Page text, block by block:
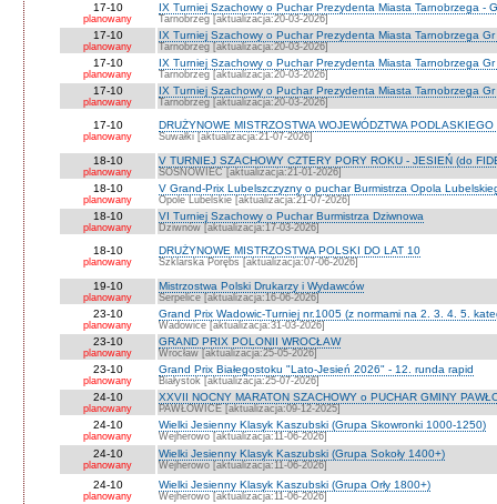
17-10
planowany
IX Turniej Szachowy o Puchar Prezydenta Miasta Tarnobrzega -
Tarnobrzeg [aktualizacja:20-03-2026]
17-10
planowany
IX Turniej Szachowy o Puchar Prezydenta Miasta Tarnobrzega
Tarnobrzeg [aktualizacja:20-03-2026]
17-10
planowany
IX Turniej Szachowy o Puchar Prezydenta Miasta Tarnobrzega
Tarnobrzeg [aktualizacja:20-03-2026]
17-10
planowany
IX Turniej Szachowy o Puchar Prezydenta Miasta Tarnobrzega Gr
Tarnobrzeg [aktualizacja:20-03-2026]
17-10
planowany
DRUŻYNOWE MISTRZOSTWA WOJEWÓDZTWA
Suwałki [aktualizacja:21-07-2026]
18-10
planowany
V TURNIEJ SZACHOWY CZTERY PORY ROKU - JESIEŃ (do
SOSNOWIEC [aktualizacja:21-01-2026]
18-10
planowany
V Grand-Prix Lubelszczyzny o puchar Burmistrza Opola
Opole Lubelskie [aktualizacja:21-07-2026]
18-10
planowany
VI Turniej Szachowy o Puchar Burmistrza Dziwnowa
Dziwnów [aktualizacja:17-03-2026]
18-10
planowany
DRUŻYNOWE MISTRZOSTWA POLSKI DO LAT 10
Szklarska Porębs [aktualizacja:07-06-2026]
19-10
planowany
Mistrzostwa Polski Drukarzy i Wydawców
Serpelice [aktualizacja:16-06-2026]
23-10
planowany
Grand Prix Wadowic-Turniej nr.1005 (z normami na 2. 3. 4. 5.
Wadowice [aktualizacja:31-03-2026]
23-10
planowany
GRAND PRIX POLONII WROCŁAW
Wrocław [aktualizacja:25-05-2026]
23-10
planowany
Grand Prix Białegostoku "Lato-Jesień 2026" - 12. runda rapid
Białystok [aktualizacja:25-07-2026]
24-10
planowany
XXVII NOCNY MARATON SZACHOWY o PUCHAR GMINY
PAWŁOWICE [aktualizacja:09-12-2025]
24-10
planowany
Wielki Jesienny Klasyk Kaszubski (Grupa Skowronki 1000-1250)
Wejherowo [aktualizacja:11-06-2026]
24-10
planowany
Wielki Jesienny Klasyk Kaszubski (Grupa Sokoły 1400+)
Wejherowo [aktualizacja:11-06-2026]
24-10
planowany
Wielki Jesienny Klasyk Kaszubski (Grupa Orły 1800+)
Wejherowo [aktualizacja:11-06-2026]